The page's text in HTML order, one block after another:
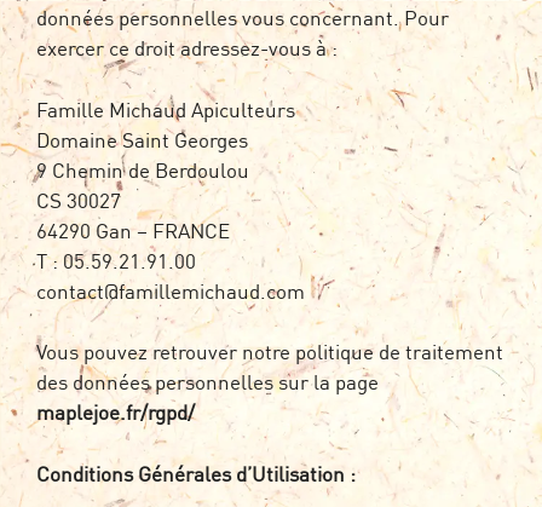
données personnelles vous concernant. Pour
exercer ce droit adressez-vous à :
Famille Michaud Apiculteurs
Domaine Saint Georges
9 Chemin de Berdoulou
CS 30027
64290 Gan – FRANCE
T : 05.59.21.91.00
contact@famillemichaud.com
Vous pouvez retrouver notre politique de traitement
des données personnelles sur la page
maplejoe.fr/rgpd/
Conditions Générales d’Utilisation :